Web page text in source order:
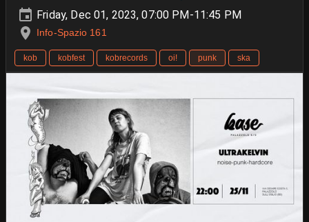
Friday, Dec 01, 2023, 07:00 PM-11:45 PM
Info-Spazio 161
kob kobfest kobrecords oi! punk ska